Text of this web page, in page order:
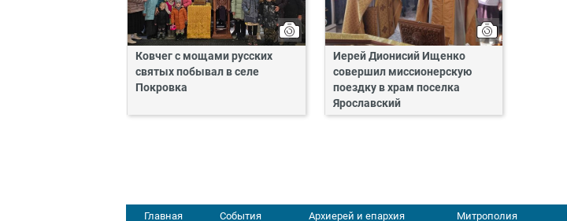
Ковчег с мощами русских
святых побывал в селе
Покровка
Иерей Дионисий Ищенко
совершил миссионерскую
поездку в храм поселка
Ярославский
Главная События Архиерей и епархия Митрополия